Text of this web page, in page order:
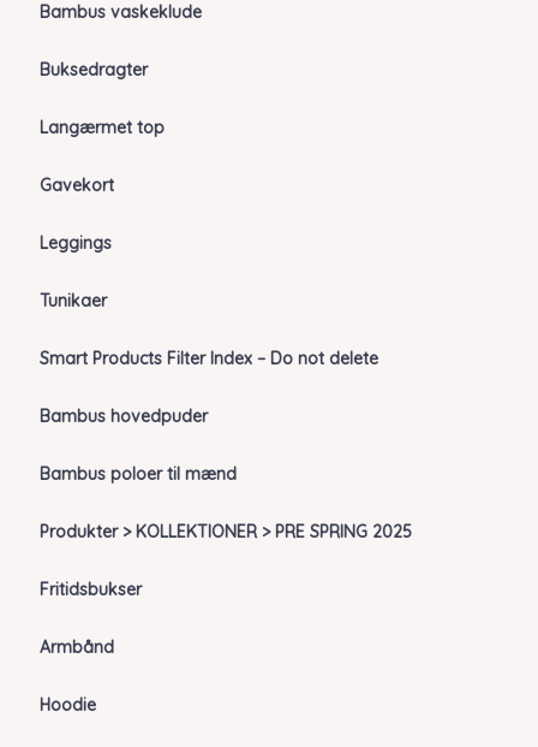
Bambus vaskeklude
Buksedragter
Langærmet top
Gavekort
Leggings
Tunikaer
Smart Products Filter Index – Do not delete
Bambus hovedpuder
Bambus poloer til mænd
Produkter > KOLLEKTIONER > PRE SPRING 2025
Fritidsbukser
Armbånd
Hoodie